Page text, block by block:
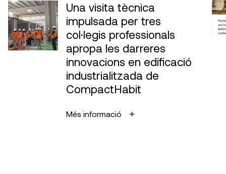
Una visita tècnica
impulsada per tres
col·legis professionals
apropa les darreres
innovacions en edificació
industrialitzada de
CompactHabit
Més informació